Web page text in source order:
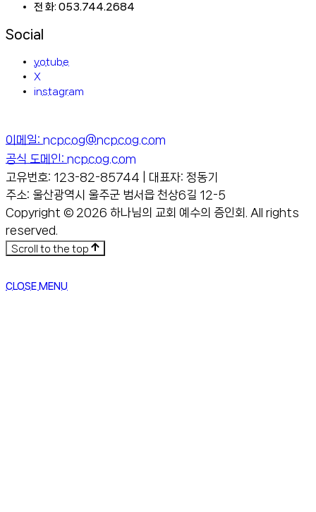
전 화: 053.744.2684
Social
yotube
X
instagram
이메일: ncpcog@ncpcog.com
공식 도메인: ncpcog.com
고유번호: 123-82-85744 | 대표자: 정동기
주소: 울산광역시 울주군 범서읍 천상6길 12-5
Copyright © 2026 하나님의 교회 예수의 증인회. All rights
reserved.
Scroll to the top
CLOSE MENU